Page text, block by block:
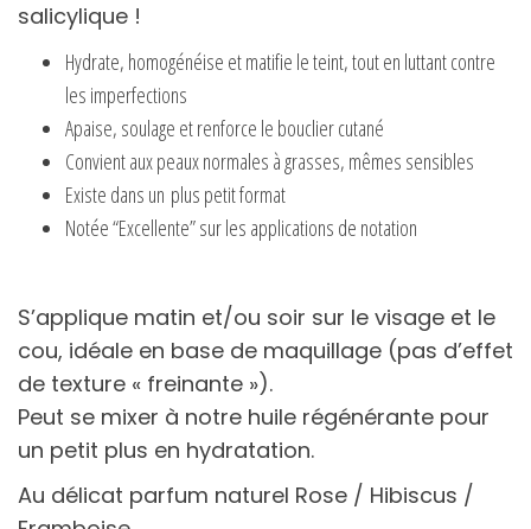
salicylique !
Hydrate, homogénéise et matifie le teint, tout en luttant contre
les imperfections
Apaise, soulage et renforce le bouclier cutané
Convient aux peaux normales à grasses, mêmes sensibles
Existe dans un plus petit format
Notée “Excellente” sur les applications de notation
S’applique matin et/ou soir sur le visage et le
cou, idéale en base de maquillage (pas d’effet
de texture « freinante »).
Peut se mixer à notre huile régénérante pour
un petit plus en hydratation.
Au délicat parfum naturel Rose / Hibiscus /